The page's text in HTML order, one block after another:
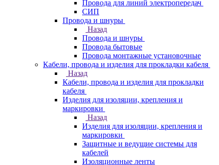
Провода для линий электропередач
СИП
Провода и шнуры
Назад
Провода и шнуры
Провода бытовые
Провода монтажные установочные
Кабели, провода и изделия для прокладки кабеля
Назад
Кабели, провода и изделия для прокладки
кабеля
Изделия для изоляции, крепления и
маркировки
Назад
Изделия для изоляции, крепления и
маркировки
Защитные и ведущие системы для
кабелей
Изоляционные ленты